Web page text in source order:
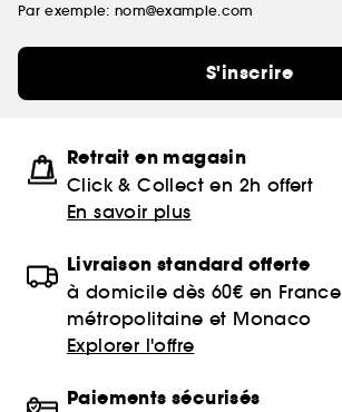
Par exemple: nom@example.com
S'inscrire
Retrait en magasin
Click & Collect en 2h offert
En savoir plus
Livraison standard offerte
à domicile dès 60€ en France
métropolitaine et Monaco
Explorer l'offre
Paiements sécurisés